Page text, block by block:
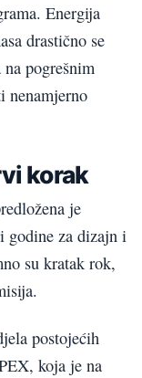
Energija
drastično se
pogrešnim
nenamjerno
korak
je
godine za dizajn i
su kratak rok,
postojećih
koja je na